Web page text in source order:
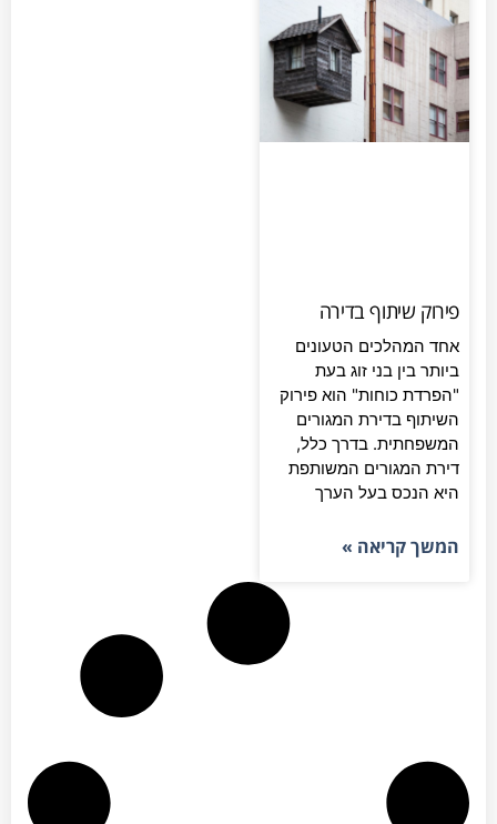
שיתוף בדירה
הטעונים
בין בני זוג בעת
כוחות" הוא פירוק
בדירת המגורים
בדרך כלל,
המגורים המשותפת
בעל הערך
קריאה »